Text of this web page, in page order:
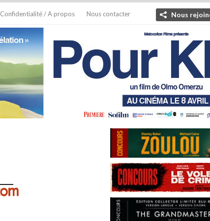
Confidentialité / A propos Nous contacter Nous